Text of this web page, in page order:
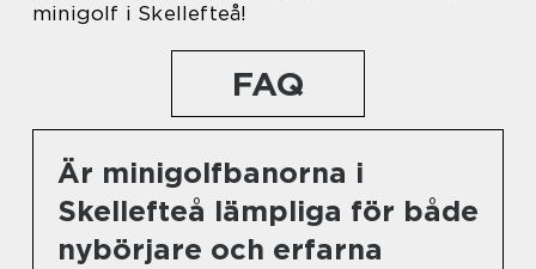
minigolf i Skellefteå!
FAQ
Är minigolfbanorna i
Skellefteå lämpliga för både
nybörjare och erfarna